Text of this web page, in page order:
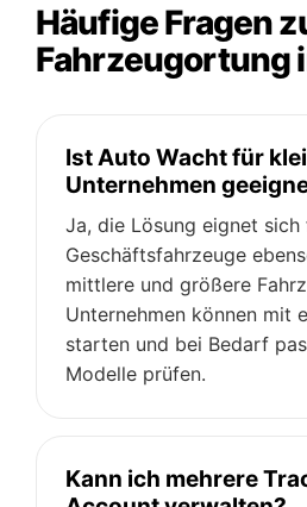
Häufige Fragen
Fahrzeugortung
Ist Auto Wacht für
Unternehmen
Ja, die Lösung eignet sich
Geschäftsfahrzeuge
mittlere und größere
Unternehmen können mit
starten und bei Bedarf
Modelle prüfen.
Kann ich mehrere